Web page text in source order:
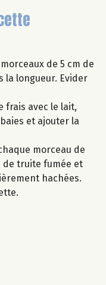
de 5 cm de
la longueur. Evider
frais avec le lait,
et ajouter la
morceau de
de truite fumée et
hachées.